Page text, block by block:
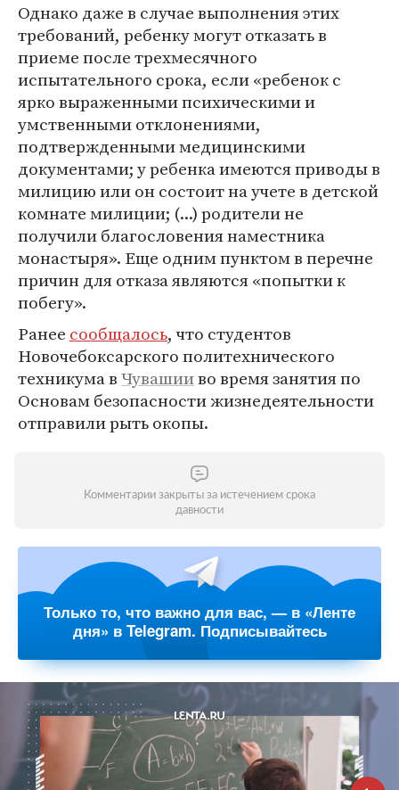
Однако даже в случае выполнения этих
требований, ребенку могут отказать в
приеме после трехмесячного
испытательного срока, если «ребенок с
ярко выраженными психическими и
умственными отклонениями,
подтвержденными медицинскими
документами; у ребенка имеются приводы в
милицию или он состоит на учете в детской
комнате милиции; (...) родители не
получили благословения наместника
монастыря». Еще одним пунктом в перечне
причин для отказа являются «попытки к
побегу».
Ранее сообщалось, что студентов
Новочебоксарского политехнического
техникума вЧувашииво время занятия по
Основам безопасности жизнедеятельности
отправили рыть окопы.
Комментарии закрыты за истечением срока
давности
Только то, что важно для вас, — в «Ленте
дня» в Telegram. Подписывайтесь